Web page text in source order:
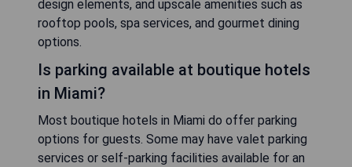
design elements, and upscale amenities such as
rooftop pools, spa services, and gourmet dining
options.
Is parking available at boutique hotels
in Miami?
Most boutique hotels in Miami do offer parking
options for guests. Some may have valet parking
services or self-parking facilities available for an